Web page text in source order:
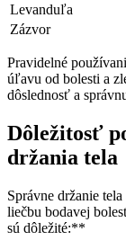
Levanduľa
Zázvor
Pravidelné
úľavu od bolesti a
dôslednosť a
Dôležitosť
držania tela
Správne držanie
liečbu bodavej
sú dôležité:**